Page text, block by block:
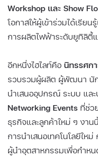
Workshop และ Show
โอกาสให้ผู้เข้าร่วมได้เรีย
การผลิตไฟฟ้าระดับยูทิลิตี้
อีกหนึ่งไฮไลท์คือ นิทรรศก
รวบรวมผู้ผลิต ผู้พัฒนา นัก
นำเสนออุปกรณ์ ระบบ แล
Networking Events ที่ช่ว
ธุรกิจและลูกค้าใหม่ ๆ งาน
การนำเสนอเทคโนโลยีให
ผู้นำอุตสาหกรรมเพื่อกำห